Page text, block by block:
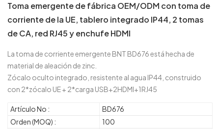
Toma emergente de fábrica OEM/ODM con toma de
corriente de la UE, tablero integrado IP44, 2 tomas
de CA, red RJ45 y enchufe HDMI
La toma de corriente emergente BNT BD676 está hecha de
material de aleación de zinc.
Zócalo oculto integrado, resistente al agua IP44, construido
con 2*zócalo UE + 2*carga USB+2HDMI+1RJ45
Artículo No :
BD676
Orden (MOQ) :
100